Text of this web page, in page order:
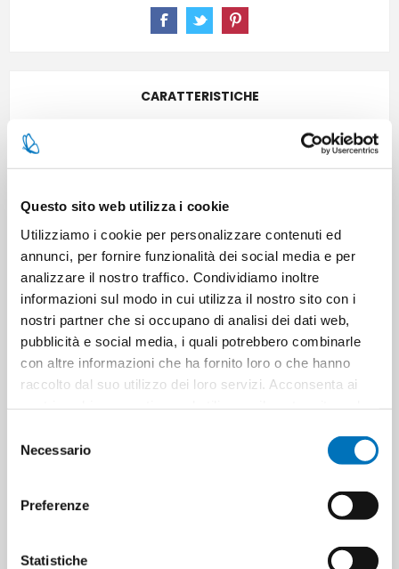
Questo sito web utilizza i cookie
Utilizziamo i cookie per personalizzare contenuti ed
annunci, per fornire funzionalità dei social media e per
analizzare il nostro traffico. Condividiamo inoltre
informazioni sul modo in cui utilizza il nostro sito con i
nostri partner che si occupano di analisi dei dati web,
pubblicità e social media, i quali potrebbero combinarle
con altre informazioni che ha fornito loro o che hanno
raccolto dal suo utilizzo dei loro servizi. Acconsenta ai
delNecessario
Preferenze
Statistiche
CARATTERISTICHE
Pezzi per cartone
Minimo di vendita 3
ETICHETTA DEL PRODOTTO
HANNO ACQUISTATO ANCHE